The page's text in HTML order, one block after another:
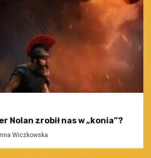
Nolan zrobił nas w „konia”?
Wiczkowska